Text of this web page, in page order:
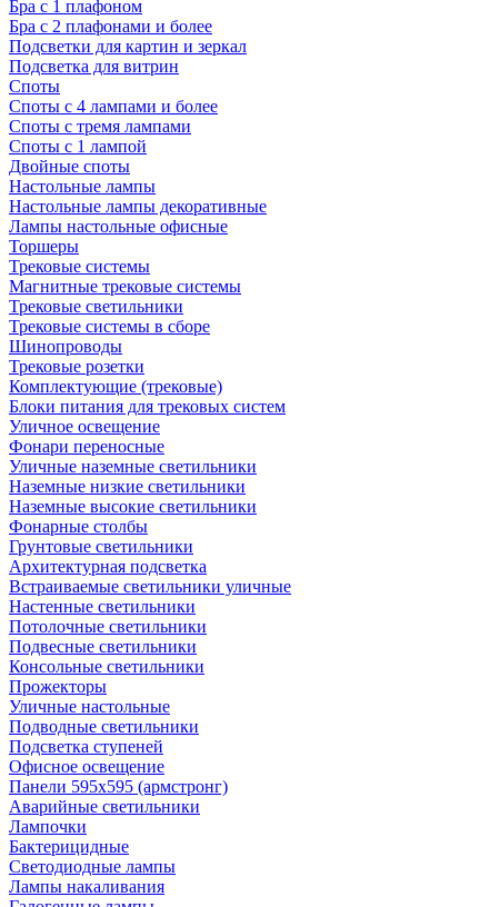
Бра с 1 плафоном
Бра с 2 плафонами и более
Подсветки для картин и зеркал
Подсветка для витрин
Споты
Споты с 4 лампами и более
Споты с тремя лампами
Споты с 1 лампой
Двойные споты
Настольные лампы
Настольные лампы декоративные
Лампы настольные офисные
Торшеры
Трековые системы
Магнитные трековые системы
Трековые светильники
Трековые системы в сборе
Шинопроводы
Трековые розетки
Комплектующие (трековые)
Блоки питания для трековых систем
Уличное освещение
Фонари переносные
Уличные наземные светильники
Наземные низкие светильники
Наземные высокие светильники
Фонарные столбы
Грунтовые светильники
Архитектурная подсветка
Встраиваемые светильники уличные
Настенные светильники
Потолочные светильники
Подвесные светильники
Консольные светильники
Прожекторы
Уличные настольные
Подводные светильники
Подсветка ступеней
Офисное освещение
Панели 595х595 (армстронг)
Аварийные светильники
Лампочки
Бактерицидные
Светодиодные лампы
Лампы накаливания